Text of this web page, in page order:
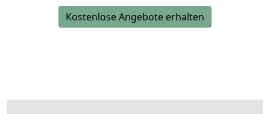
Kostenlose Angebote erhalten